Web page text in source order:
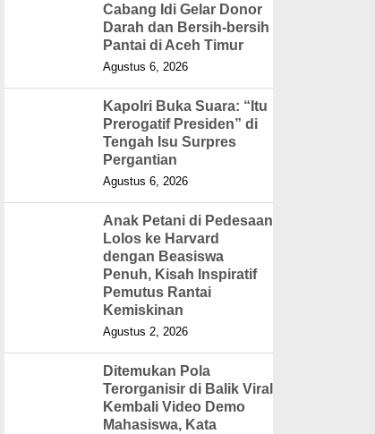
Cabang Idi Gelar Donor
Darah dan Bersih-bersih
Pantai di Aceh Timur
Agustus 6, 2026
Kapolri Buka Suara: “Itu
Prerogatif Presiden” di
Tengah Isu Surpres
Pergantian
Agustus 6, 2026
Anak Petani di Pedesaan
Lolos ke Harvard
dengan Beasiswa
Penuh, Kisah Inspiratif
Pemutus Rantai
Kemiskinan
Agustus 2, 2026
Ditemukan Pola
Terorganisir di Balik Viral
Kembali Video Demo
Mahasiswa, Kata